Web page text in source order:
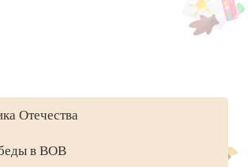
Отечества
в ВОВ